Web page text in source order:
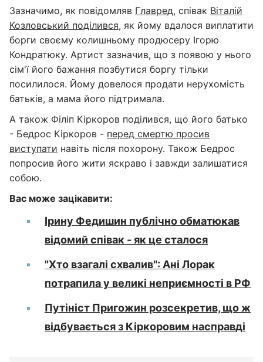
Зазначимо, як повідомляв Главред, співак Віталій
Козловський поділився, як йому вдалося виплатити
борги своєму колишньому продюсеру Ігорю
Кондратюку. Артист зазначив, що з появою у нього
сім'ї його бажання позбутися боргу тільки
посилилося. Йому довелося продати нерухомість
батьків, а мама його підтримала.
А також Філіп Кіркоров поділився, що його батько
- Бедрос Кіркоров - перед смертю просив
виступати навіть після похорону. Також Бедрос
попросив його жити яскраво і завжди залишатися
собою.
Вас може зацікавити:
Ірину Федишин публічно обматюкав
відомий співак - як це сталося
"Хто взагалі схвалив": Ані Лорак
потрапила у великі неприємності в РФ
Путініст Пригожин розсекретив, що ж
відбувається з Кіркоровим насправді